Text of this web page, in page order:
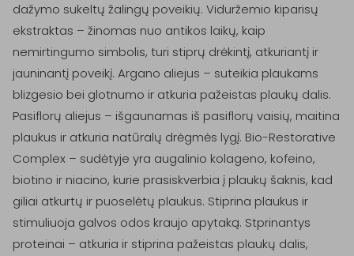
dažymo sukeltų žalingų poveikių. Viduržemio kiparisų
ekstraktas – žinomas nuo antikos laikų, kaip
nemirtingumo simbolis, turi stiprų drėkintį, atkuriantį ir
jauninantį poveikį. Argano aliejus – suteikia plaukams
blizgesio bei glotnumo ir atkuria pažeistas plaukų dalis.
Pasiflorų aliejus – išgaunamas iš pasiflorų vaisių, maitina
plaukus ir atkuria natūralų drėgmės lygį. Bio-Restorative
Complex – sudėtyje yra augalinio kolageno, kofeino,
biotino ir niacino, kurie prasiskverbia į plaukų šaknis, kad
giliai atkurtų ir puoselėtų plaukus. Stiprina plaukus ir
stimuliuoja galvos odos kraujo apytaką. Stprinantys
proteinai – atkuria ir stiprina pažeistas plaukų dalis,